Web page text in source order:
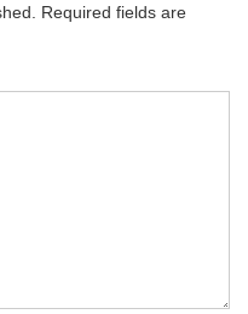
Required fields are